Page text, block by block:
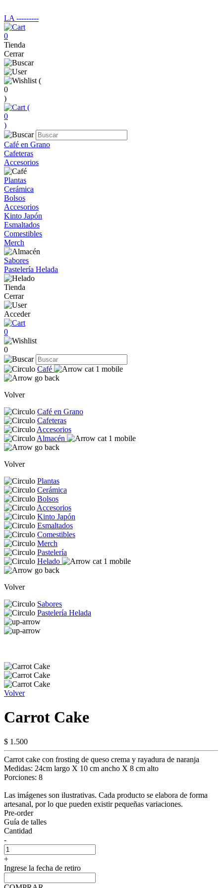
LA ‑‑‑‑‑‑‑‑‑
0
Tienda
Cerrar
(
0
)
(
0
)
Café en Grano
Cafeteras
Accesorios
Plantas
Cerámica
Bolsos
Accesorios
Kinto Japón
Esmaltados
Comestibles
Merch
Sabores
Pastelería Helada
Tienda
Cerrar
Acceder
0
0
Café
Volver
Café en Grano
Cafeteras
Accesorios
Almacén
Volver
Plantas
Cerámica
Bolsos
Accesorios
Kinto Japón
Esmaltados
Comestibles
Merch
Pastelería
Helado
Volver
Sabores
Pastelería Helada
Volver
Carrot Cake
$ 1.500
Carrot cake con frosting de queso crema y rayadura de naranja
Medidas: 24cm largo X 10 cm ancho X 8 cm alto
Porciones: 8
Las imágenes son ilustrativas. Cada producto se elabora de forma
artesanal, por lo que pueden existir pequeñas variaciones.
Pre-order
Guía de talles
Cantidad
-
+
Ingrese la fecha de retiro